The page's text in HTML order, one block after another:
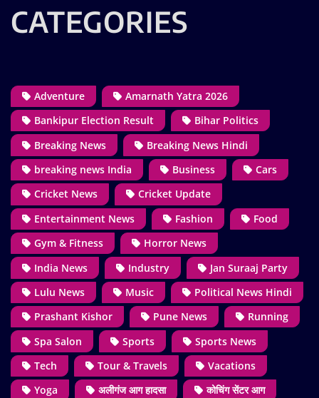
CATEGORIES
Adventure
Amarnath Yatra 2026
Bankipur Election Result
Bihar Politics
Breaking News
Breaking News Hindi
breaking news India
Business
Cars
Cricket News
Cricket Update
Entertainment News
Fashion
Food
Gym & Fitness
Horror News
India News
Industry
Jan Suraaj Party
Lulu News
Music
Political News Hindi
Prashant Kishor
Pune News
Running
Spa Salon
Sports
Sports News
Tech
Tour & Travels
Vacations
Yoga
अलीगंज आग हादसा
कोचिंग सेंटर आग